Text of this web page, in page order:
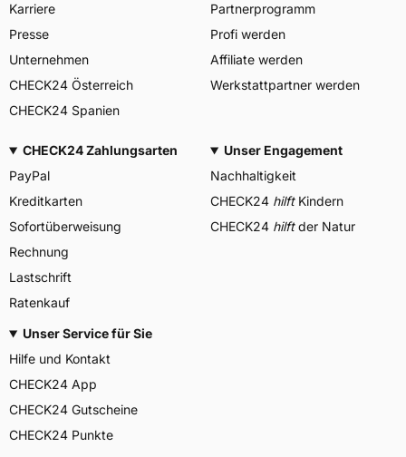
Karriere
Presse
Unternehmen
CHECK24 Österreich
CHECK24 Spanien
Partnerprogramm
Profi werden
Affiliate werden
Werkstattpartner werden
CHECK24 Zahlungsarten
PayPal
Kreditkarten
Sofortüberweisung
Rechnung
Lastschrift
Ratenkauf
Unser Engagement
Nachhaltigkeit
CHECK24 hilftKindern
CHECK24 hilftder Natur
Unser Service für Sie
Hilfe und Kontakt
CHECK24 App
CHECK24 Gutscheine
CHECK24 Punkte